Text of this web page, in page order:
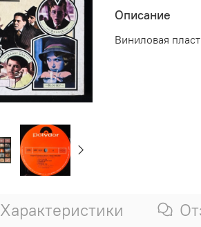
Описание
Виниловая
Характеристики